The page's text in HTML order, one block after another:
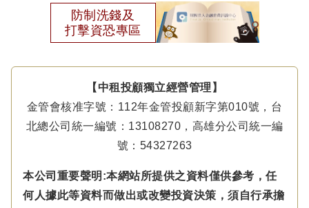
防制洗錢及
打擊資恐專區
【中租投顧獨立經營管理】
金管會核准字號：112年金管投顧新字第010號，台
北總公司統一編號：13108270，高雄分公司統一編
號：54327263
本公司重要聲明:本網站所提供之資料僅供參考，任
何人據此等資料而做出或改變投資決策，須自行承擔